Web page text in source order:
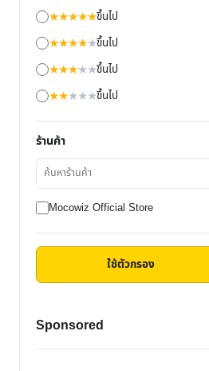
★★★★★ขึ้นไป
★★★★★ขึ้นไป
★★★★★ขึ้นไป
★★★★★ขึ้นไป
ร้านค้า
ค้นหา
ร้าน
ค้าMocowiz Official Store
ใช้ตัวกรอง
Sponsored